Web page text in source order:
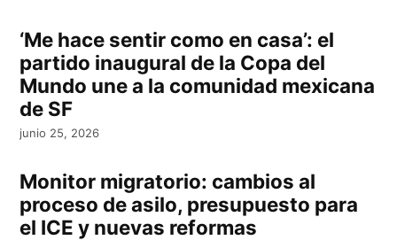
‘Me hace sentir como en casa’: el
partido inaugural de la Copa del
Mundo une a la comunidad mexicana
de SF
junio 25, 2026
Monitor migratorio: cambios al
proceso de asilo, presupuesto para
el ICE y nuevas reformas